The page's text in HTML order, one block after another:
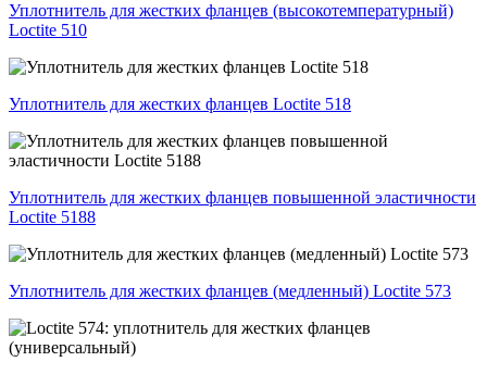
Уплотнитель для жестких фланцев (высокотемпературный)
Loctite 510
Уплотнитель для жестких фланцев Loctite 518
Уплотнитель для жестких фланцев повышенной эластичности
Loctite 5188
Уплотнитель для жестких фланцев (медленный) Loctite 573